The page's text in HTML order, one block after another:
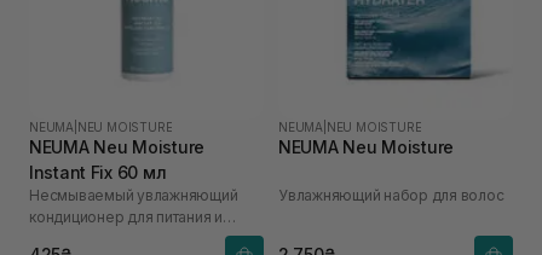
NEUMA NEU MOISTURE
NEUMA Neu Moisture
Instant Fix 60 мл
Несмываемый увлажняющий
кондиционер для питания и
NEUMA NEU MOISTURE
NEUMA Neu Moisture
Увлажняющий набор для волос